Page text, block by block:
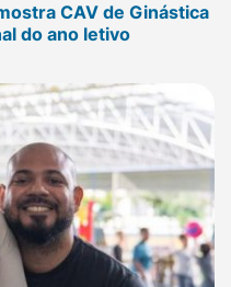
CAV de Ginástica
do ano letivo